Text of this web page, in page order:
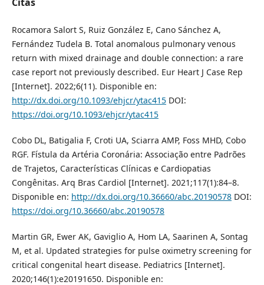
Rocamora Salort S, Ruiz González E, Cano Sánchez A,
Fernández Tudela B. Total anomalous pulmonary venous
return with mixed drainage and double connection: a rare
case report not previously described. Eur Heart J Case Rep
[Internet]. 2022;6(11). Disponible en:
http://dx.doi.org/10.1093/ehjcr/ytac415DOI:
https://doi.org/10.1093/ehjcr/ytac415
Cobo DL, Batigalia F, Croti UA, Sciarra AMP, Foss MHD, Cobo
RGF. Fístula da Artéria Coronária: Associação entre Padrões
de Trajetos, Características Clínicas e Cardiopatias
Congênitas. Arq Bras Cardiol [Internet]. 2021;117(1):84–8.
Disponible en: http://dx.doi.org/10.36660/abc.20190578DOI:
https://doi.org/10.36660/abc.20190578
Martin GR, Ewer AK, Gaviglio A, Hom LA, Saarinen A, Sontag
M, et al. Updated strategies for pulse oximetry screening for
critical congenital heart disease. Pediatrics [Internet].
2020;146(1):e20191650. Disponible en: